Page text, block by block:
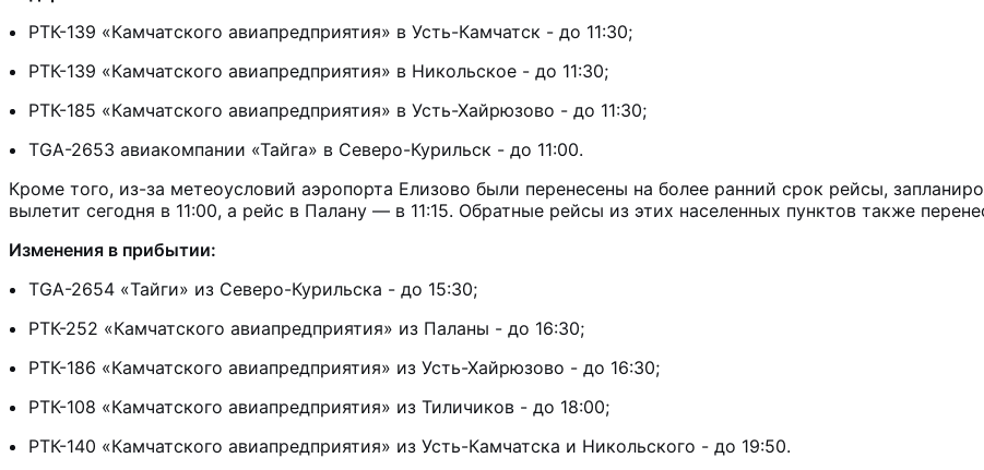
РТК-139 «Камчатского авиапредприятия» в Усть-Камчатск - до 11:30;
РТК-139 «Камчатского авиапредприятия» в Никольское - до 11:30;
РТК-185 «Камчатского авиапредприятия» в Усть-Хайрюзово - до 11:30;
TGA-2653 авиакомпании «Тайга» в Северо-Курильск - до 11:00.
Кроме того, из-за метеоусловий аэропорта Елизово были перенесены на более ранний срок рейсы,
вылетит сегодня в 11:00, а рейс в Палану — в 11:15. Обратные рейсы из этих населенных пунктов также
Изменения в прибытии:
TGA-2654 «Тайги» из Северо-Курильска - до 15:30;
РТК-252 «Камчатского авиапредприятия» из Паланы - до 16:30;
РТК-186 «Камчатского авиапредприятия» из Усть-Хайрюзово - до 16:30;
РТК-108 «Камчатского авиапредприятия» из Тиличиков - до 18:00;
РТК-140 «Камчатского авиапредприятия» из Усть-Камчатска и Никольского - до 19:50.